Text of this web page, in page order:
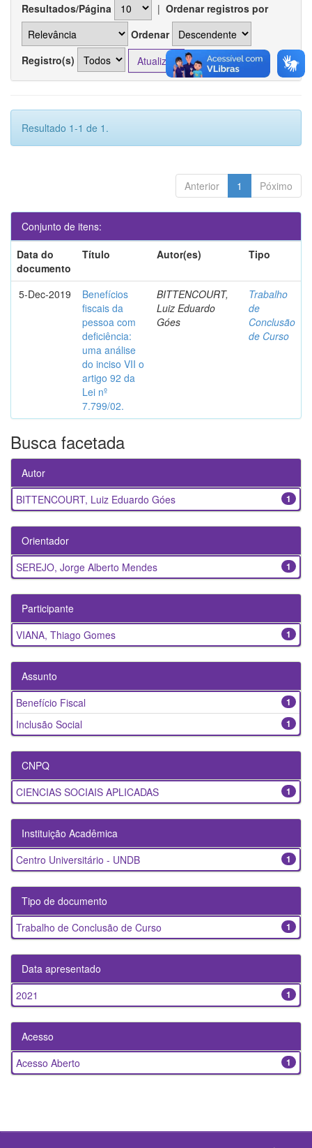
Resultados/Página | Ordenar registros por
Ordenar
Registro(s)
Resultado 1-1 de 1.
Anterior 1 Póximo
Conjunto de itens:
Data do
documento
Título Autor(es) Tipo
5-Dec-2019
Benefícios
fiscais da
pessoa com
deficiência:
uma análise
do inciso VII o
artigo 92 da
Lei nº
7.799/02.
BITTENCOURT,
Luiz Eduardo
Góes
Trabalho
de
Conclusão
de Curso
Busca facetada
Autor
1
BITTENCOURT, Luiz Eduardo Góes
Orientador
1
SEREJO, Jorge Alberto Mendes
Participante
1
VIANA, Thiago Gomes
Assunto
1
Benefício Fiscal
1
Inclusão Social
CNPQ
1
CIENCIAS SOCIAIS APLICADAS
Instituição Acadêmica
1
Centro Universitário - UNDB
Tipo de documento
1
Trabalho de Conclusão de Curso
Data apresentado
1
2021
Acesso
1
Acesso Aberto